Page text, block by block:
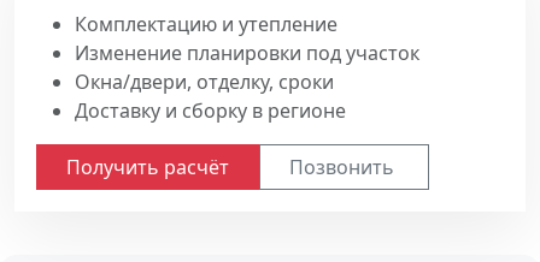
Комплектацию и утепление
Изменение планировки под участок
Окна/двери, отделку, сроки
Доставку и сборку в регионе
Получить расчёт Позвонить